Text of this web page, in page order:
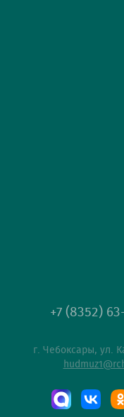
+7 (8352)
г. Чебоксары, ул.